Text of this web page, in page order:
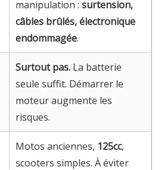
manipulation : surtension,
câbles brûlés, électronique
endommagée.
Surtout pas. La batterie
seule suffit. Démarrer le
moteur augmente les
risques.
Motos anciennes, 125cc,
scooters simples. À éviter